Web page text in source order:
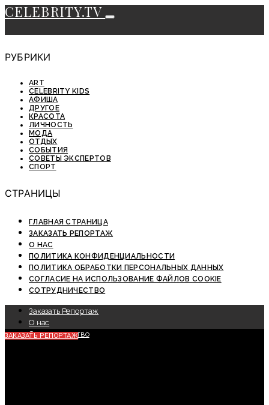
CELEBRITY.TV
РУБРИКИ
ART
CELEBRITY KIDS
АФИША
ДРУГОЕ
КРАСОТА
ЛИЧНОСТЬ
МОДА
ОТДЫХ
СОБЫТИЯ
СОВЕТЫ ЭКСПЕРТОВ
СПОРТ
СТРАНИЦЫ
ГЛАВНАЯ СТРАНИЦА
ЗАКАЗАТЬ РЕПОРТАЖ
О НАС
ПОЛИТИКА КОНФИДЕНЦИАЛЬНОСТИ
ПОЛИТИКА ОБРАБОТКИ ПЕРСОНАЛЬНЫХ ДАННЫХ
СОГЛАСИЕ НА ИСПОЛЬЗОВАНИЕ ФАЙЛОВ COOKIE
СОТРУДНИЧЕСТВО
Заказать Репортаж
О нас
Сотрудничество
ЗАКАЗАТЬ РЕПОРТАЖ